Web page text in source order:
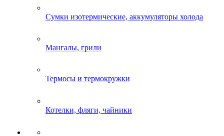
Сумки изотермические, аккумуляторы холода
Мангалы, грили
Термосы и термокружки
Котелки, фляги, чайники